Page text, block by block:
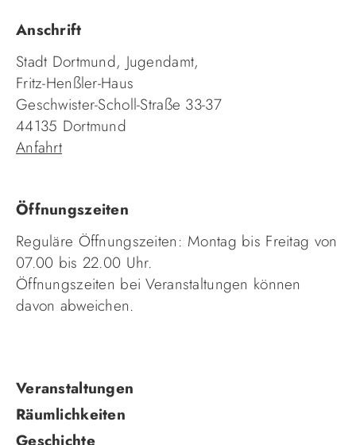
Anschrift
Stadt Dortmund, Jugendamt,
Fritz-Henßler-Haus
Geschwister-Scholl-Straße 33-37
44135 Dortmund
Anfahrt
Öffnungszeiten
Reguläre Öffnungszeiten: Montag bis Freitag von
07.00 bis 22.00 Uhr.
Öffnungszeiten bei Veranstaltungen können
davon abweichen.
Navigation
überspringen
Veranstaltungen
Räumlichkeiten
Geschichte